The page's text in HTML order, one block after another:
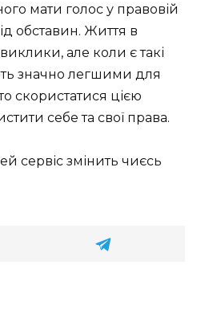
мати голос у правовій
обставин. Життя в
але коли є такі
значно легшими для
скористатися цією
себе та свої права.
сервіс змінить чиєсь